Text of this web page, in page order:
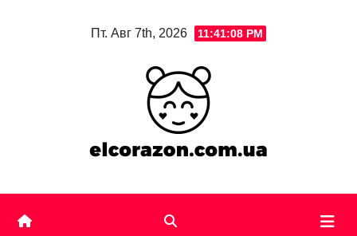
Пт. Авг 7th, 2026 11:41:09 PM